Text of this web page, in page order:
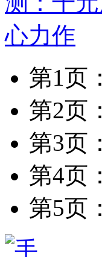
第1页：
第2页：
第3页：
第4页：
第5页：